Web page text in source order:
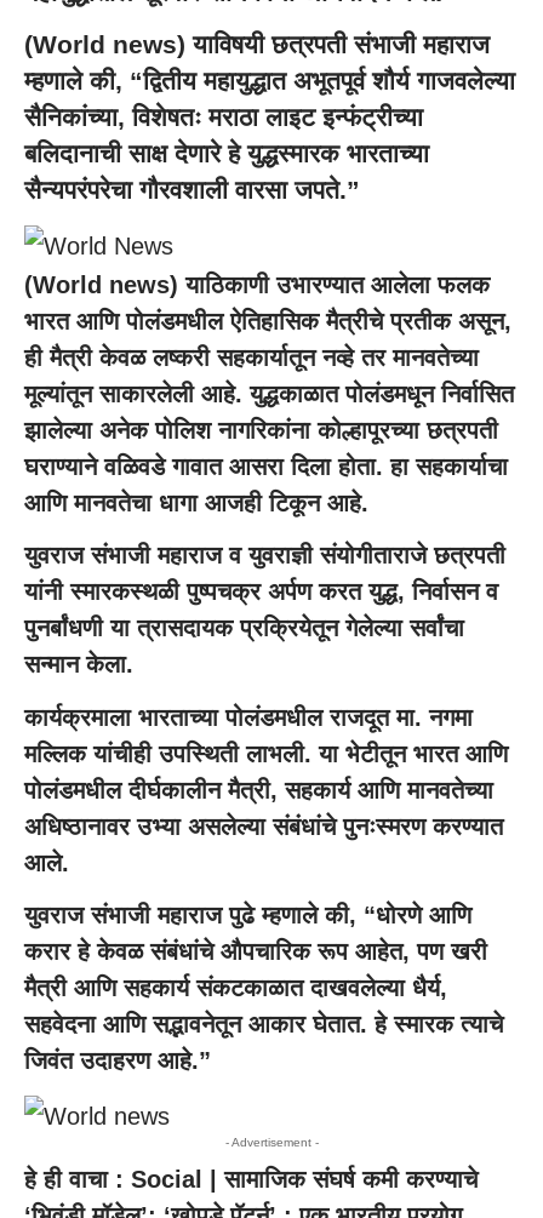
(World news) याविषयी छत्रपती संभाजी महाराज
म्हणाले की, “द्वितीय महायुद्धात अभूतपूर्व शौर्य गाजवलेल्या
सैनिकांच्या, विशेषतः मराठा लाइट इन्फंट्रीच्या
बलिदानाची साक्ष देणारे हे युद्धस्मारक भारताच्या
सैन्यपरंपरेचा गौरवशाली वारसा जपते.”
(World news) याठिकाणी उभारण्यात आलेला फलक
भारत आणि पोलंडमधील ऐतिहासिक मैत्रीचे प्रतीक असून,
ही मैत्री केवळ लष्करी सहकार्यातून नव्हे तर मानवतेच्या
मूल्यांतून साकारलेली आहे. युद्धकाळात पोलंडमधून निर्वासित
झालेल्या अनेक पोलिश नागरिकांना कोल्हापूरच्या छत्रपती
घराण्याने वळिवडे गावात आसरा दिला होता. हा सहकार्याचा
आणि मानवतेचा धागा आजही टिकून आहे.
युवराज संभाजी महाराज व युवराज्ञी संयोगीताराजे छत्रपती
यांनी स्मारकस्थळी पुष्पचक्र अर्पण करत युद्ध, निर्वासन व
पुनर्बांधणी या त्रासदायक प्रक्रियेतून गेलेल्या सर्वांचा
सन्मान केला.
कार्यक्रमाला भारताच्या पोलंडमधील राजदूत मा. नगमा
मल्लिक यांचीही उपस्थिती लाभली. या भेटीतून भारत आणि
पोलंडमधील दीर्घकालीन मैत्री, सहकार्य आणि मानवतेच्या
अधिष्ठानावर उभ्या असलेल्या संबंधांचे पुनःस्मरण करण्यात
आले.
युवराज संभाजी महाराज पुढे म्हणाले की, “धोरणे आणि
करार हे केवळ संबंधांचे औपचारिक रूप आहेत, पण खरी
मैत्री आणि सहकार्य संकटकाळात दाखवलेल्या धैर्य,
सहवेदना आणि सद्भावनेतून आकार घेतात. हे स्मारक त्याचे
जिवंत उदाहरण आहे.”
- Advertisement -
हे ही वाचा : Social | सामाजिक संघर्ष कमी करण्याचे